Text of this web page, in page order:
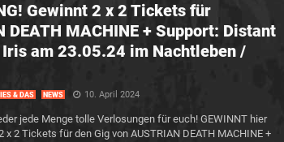
Gewinnt 2 x 2 Tickets für
DEATH MACHINE + Support: Distant
Iris am 23.05.24 im Nachtleben /
& DAS NEWS 10. April 2024
jede Menge tolle Verlosungen für euch! GEWINNT hier
x 2 Tickets für den Gig von AUSTRIAN DEATH MACHINE +